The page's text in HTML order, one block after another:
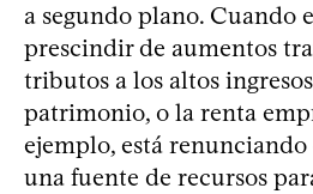
a segundo plano. Cuando
prescindir de aumentos
tributos a los altos
patrimonio, o la renta
ejemplo, está
una fuente de recursos